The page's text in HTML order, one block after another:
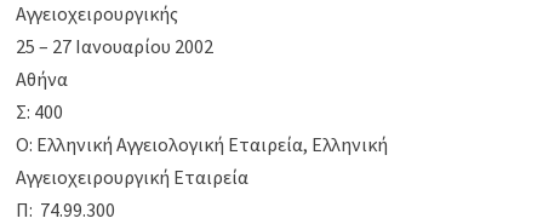
Αγγειοχειρουργικής
25 – 27 Ιανουαρίου 2002
Αθήνα
Σ: 400
Ο: Ελληνική Αγγειολογική Εταιρεία, Ελληνική
Αγγειοχειρουργική Εταιρεία
Π: 74.99.300